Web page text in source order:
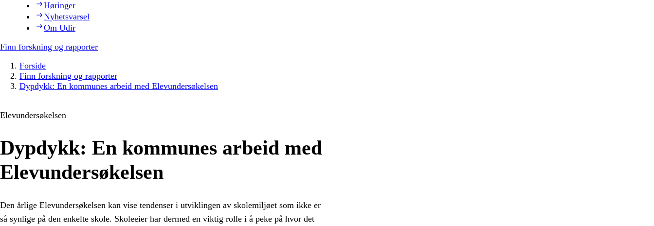
Høringer
Nyhetsvarsel
Om Udir
Finn forskning og rapporter
Forside
Finn forskning og rapporter
Dypdykk: En kommunes arbeid med Elevundersøkelsen
Elevundersøkelsen
Dypdykk: En kommunes arbeid med
Elevundersøkelsen
Den årlige Elevundersøkelsen kan vise tendenser i utviklingen av skolemiljøet som ikke er
så synlige på den enkelte skole. Skoleeier har dermed en viktig rolle i å peke på hvor det